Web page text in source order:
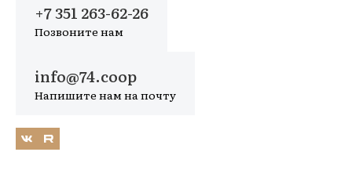
+7 351 263-62-26
Позвоните нам
info@74.coop
Напишите нам на почту